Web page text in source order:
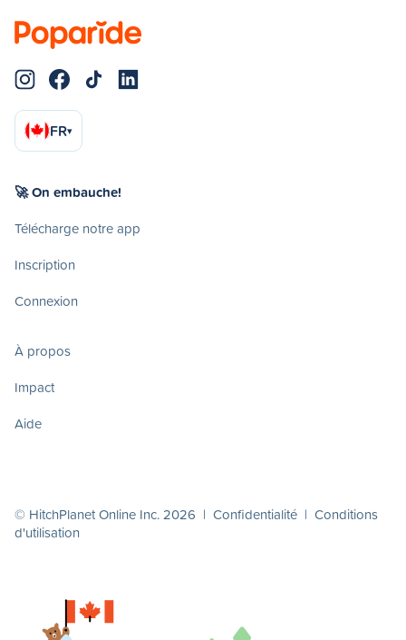
FR▾
🚀 On embauche!
Télécharge notre app
Inscription
Connexion
À propos
Impact
Aide
© HitchPlanet Online Inc. 2026 | Confidentialité | Conditions
d'utilisation